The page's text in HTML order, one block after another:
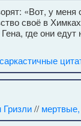
«Вот, у
своё в
где они едут
саркастичные
//